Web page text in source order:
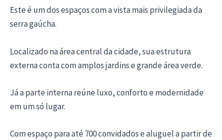
Este é um dos espaços com a vista mais privilegiada da
serra gaúcha.
Localizado na área central da cidade, sua estrutura
externa conta com amplos jardins e grande área verde.
Já a parte interna reúne luxo, conforto e modernidade
em um só lugar.
Com espaço para até 700 convidados e aluguel a partir de